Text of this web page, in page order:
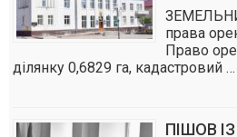
права
Право
ділянку 0,6829 га, кадастровий …
ПІШОВ